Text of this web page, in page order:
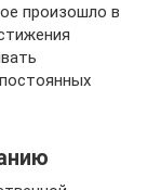
произошло в